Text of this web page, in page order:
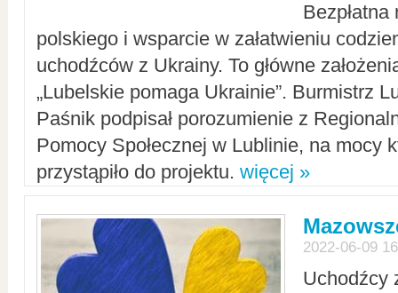
polskiego i wsparcie w załatwieniu
uchodźców z Ukrainy. To główne
„Lubelskie pomaga Ukrainie”. Burmistrz
Paśnik podpisał porozumienie z
Pomocy Społecznej w Lublinie, na mocy
przystąpiło do projektu. więcej »
2022-06-09
Uchodźcy